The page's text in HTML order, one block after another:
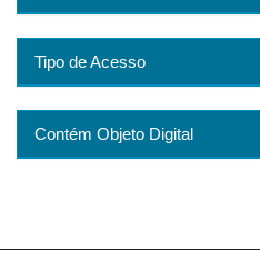
Tipo de Acesso
Contém Objeto Digital